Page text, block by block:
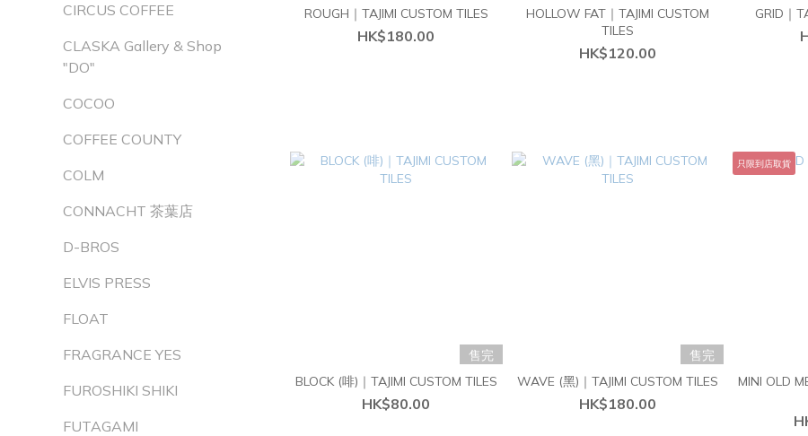
CIRCUS COFFEE
CLASKA Gallery & Shop
"DO"
COCOO
COFFEE COUNTY
COLM
CONNACHT 茶葉店
D-BROS
ELVIS PRESS
FLOAT
FRAGRANCE YES
FUROSHIKI SHIKI
FUTAGAMI
ROUGH｜TAJIMI CUSTOM TILES
HK$180.00
HOLLOW FAT｜TAJIMI CUSTOM
TILES
HK$120.00
GRID｜
售完
BLOCK (啡)｜TAJIMI CUSTOM TILES
HK$80.00
售完
WAVE (黑)｜TAJIMI CUSTOM TILES
HK$180.00
只限到店取貨
MINI OLD